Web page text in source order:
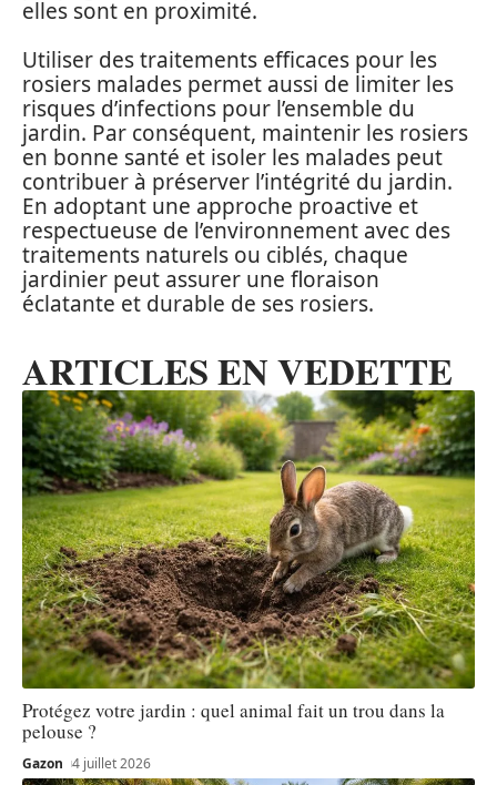
elles sont en proximité.
Utiliser des traitements efficaces pour les
rosiers malades permet aussi de limiter les
risques d’infections pour l’ensemble du
jardin. Par conséquent, maintenir les rosiers
en bonne santé et isoler les malades peut
contribuer à préserver l’intégrité du jardin.
En adoptant une approche proactive et
respectueuse de l’environnement avec des
traitements naturels ou ciblés, chaque
jardinier peut assurer une floraison
éclatante et durable de ses rosiers.
ARTICLES EN VEDETTE
Protégez votre jardin : quel animal fait un trou dans la
pelouse ?
Gazon 4 juillet 2026